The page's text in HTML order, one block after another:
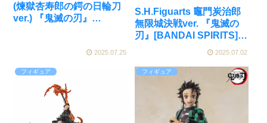
(煉獄杏寿郎の鍔の日輪刀
ver.) 『鬼滅の刃』
2025.07.25
S.H.Figuarts 竈門炭治郎
無限城決戦ver. 『鬼滅の
刃』[BANDAI SPIRITS]が
2025.07.02
フィギュア フィギュア